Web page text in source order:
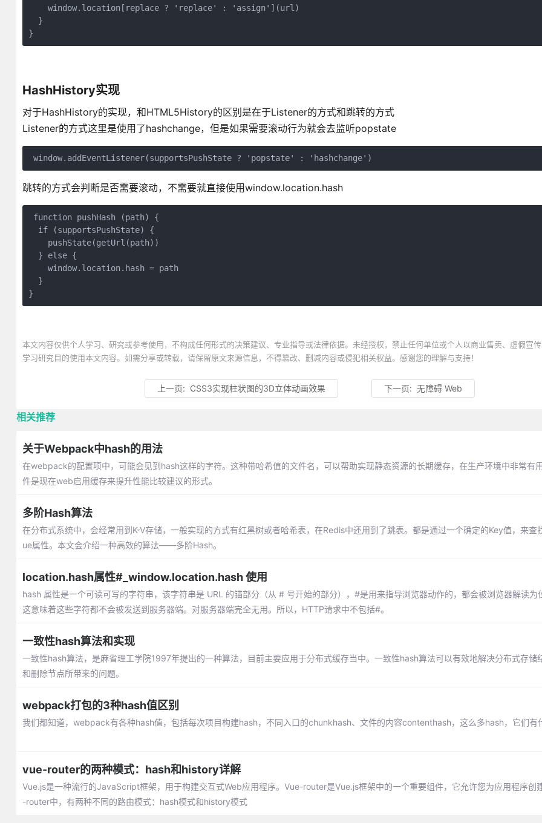
    window.location[replace ? 'replace' : 'assign'](url)
  }
}
HashHistory实现
对于HashHistory的实现，和HTML5History的区别是在于Listener的方式和跳转的方式
Listener的方式这里是使用了hashchange，但是如果需要滚动行为就会去监听popstate
跳转的方式会判断是否需要滚动，不需要就直接使用window.location.hash
function pushHash (path) {
  if (supportsPushState) {
    pushState(getUrl(path))
  } else {
    window.location.hash = path
  }
}
本文内容仅供个人学习、研究或参考使用，不构成任何形式的决策建议、专业指导或法律依据。未经授权，禁止任何单位或个人以商业售卖、虚假宣
学习研究目的使用本文内容。如需分享或转载，请保留原文来源信息，不得篡改、删减内容或侵犯相关权益。感谢您的理解与支持！
上一页: CSS3实现柱状图的3D立体动画效果 下一页: 无障碍 Web
相关推荐
关于Webpack中hash的用法
在webpack的配置项中，可能会见到hash这样的字符。这种带哈希值的文件名，可以帮助实现静态资源的长期缓存，在生产环境中非常有
件是现在web启用缓存来提升性能比较建议的形式。
多阶Hash算法
在分布式系统中，会经常用到K-V存储，一般实现的方式有红黑树或者哈希表，在Redis中还用到了跳表。都是通过一个确定的Key值，来查
ue属性。本文会介绍一种高效的算法——多阶Hash。
location.hash属性#_window.location.hash 使用
hash 属性是一个可读可写的字符串，该字符串是 URL 的锚部分（从 # 号开始的部分），#是用来指导浏览器动作的，都会被浏览器解读为
这意味着这些字符都不会被发送到服务器端。对服务器端完全无用。所以，HTTP请求中不包括#。
一致性hash算法和实现
一致性hash算法，是麻省理工学院1997年提出的一种算法，目前主要应用于分布式缓存当中。一致性hash算法可以有效地解决分布式存储
和删除节点所带来的问题。
webpack打包的3种hash值区别
我们都知道，webpack有各种hash值，包括每次项目构建hash，不同入口的chunkhash、文件的内容contenthash，这么多hash，它们有
vue-router的两种模式：hash和history详解
Vue.js是一种流行的JavaScript框架，用于构建交互式Web应用程序。Vue-router是Vue.js框架中的一个重要组件，它允许您为应用程序创
-router中，有两种不同的路由模式：hash模式和history模式